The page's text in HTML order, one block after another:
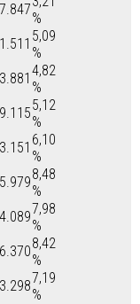
%
5,09
%
4,82
%
5,12
%
6,10
%
8,48
%
7,98
%
8,42
%
7,19
%